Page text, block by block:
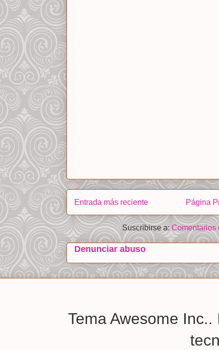
Entrada más reciente Página
Suscribirse a: Comentarios
Denunciar abuso
Tema Awesome